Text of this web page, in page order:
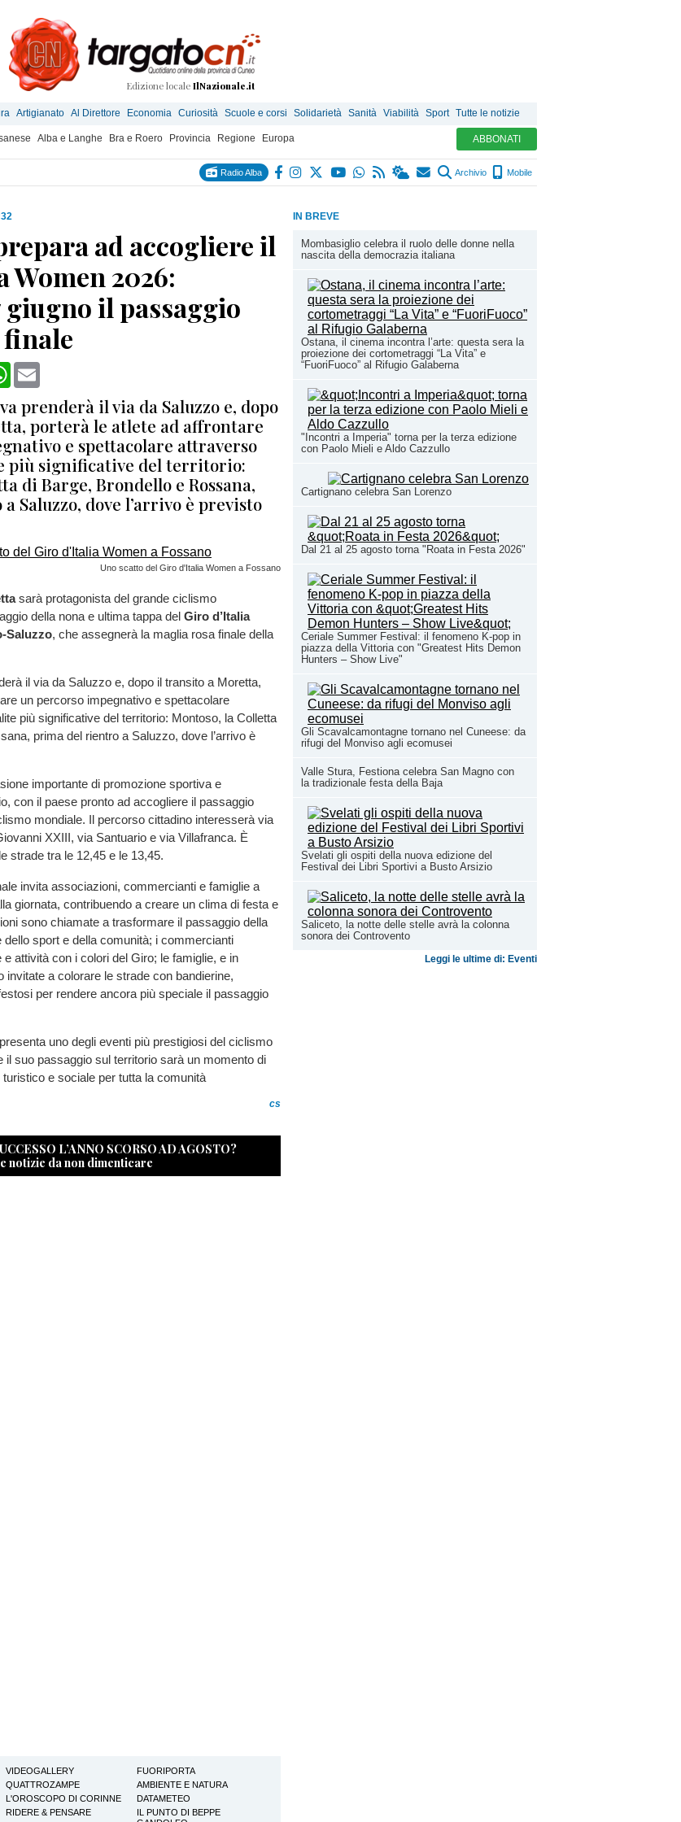
Edizione locale IlNazionale.it
Artigianato Al Direttore Economia Curiosità Scuole e corsi Solidarietà Sanità Viabilità Sport Tutte le notizie
Alba e Langhe Bra e Roero Provincia Regione Europa ABBONATI
Radio Alba Archivio Mobile
IN BREVE
Mombasiglio celebra il ruolo delle donne nella
nascita della democrazia italiana
Ostana, il cinema incontra l’arte: questa sera la
proiezione dei cortometraggi “La Vita” e
“FuoriFuoco” al Rifugio Galaberna
"Incontri a Imperia" torna per la terza edizione
con Paolo Mieli e Aldo Cazzullo
Cartignano celebra San Lorenzo
Dal 21 al 25 agosto torna "Roata in Festa 2026"
Ceriale Summer Festival: il fenomeno K-pop in
piazza della Vittoria con "Greatest Hits Demon
Hunters – Show Live"
Gli Scavalcamontagne tornano nel Cuneese: da
rifugi del Monviso agli ecomusei
Valle Stura, Festiona celebra San Magno con
la tradizionale festa della Baja
Svelati gli ospiti della nuova edizione del
Festival dei Libri Sportivi a Busto Arsizio
Saliceto, la notte delle stelle avrà la colonna
sonora dei Controvento
Leggi le ultime di: Eventi
ad accogliere il
Women 2026:
giugno il passaggio
WhatsApp
prenderà il via da Saluzzo e, dopo
porterà le atlete ad affrontare
e spettacolare attraverso
più significative del territorio:
di Barge, Brondello e Rossana,
Saluzzo, dove l’arrivo è previsto
Uno scatto del Giro d'Italia Women a Fossano
sarà protagonista del grande ciclismo
della nona e ultima tappa del Giro d’Italia
Saluzzo, che assegnerà la maglia rosa finale della
il via da Saluzzo e, dopo il transito a Moretta,
un percorso impegnativo e spettacolare
più significative del territorio: Montoso, la Colletta
prima del rientro a Saluzzo, dove l’arrivo è
importante di promozione sportiva e
con il paese pronto ad accogliere il passaggio
mondiale. Il percorso cittadino interesserà via
XXIII, via Santuario e via Villafranca. È
strade tra le 12,45 e le 13,45.
invita associazioni, commercianti e famiglie a
giornata, contribuendo a creare un clima di festa e
sono chiamate a trasformare il passaggio della
sport e della comunità; i commercianti
attività con i colori del Giro; le famiglie, e in
invitate a colorare le strade con bandierine,
per rendere ancora più speciale il passaggio
uno degli eventi più prestigiosi del ciclismo
il suo passaggio sul territorio sarà un momento di
e sociale per tutta la comunità
cs
L’ANNO SCORSO AD AGOSTO?
notizie da non dimenticare
VIDEOGALLERY
FUORIPORTA
QUATTROZAMPE
AMBIENTE E NATURA
L'OROSCOPO DI CORINNE
DATAMETEO
RIDERE & PENSARE
IL PUNTO DI BEPPE